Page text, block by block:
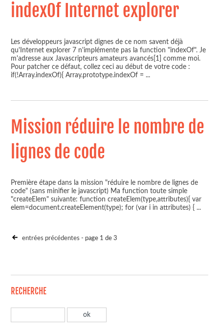
indexOf Internet explorer
Les développeurs javascript dignes de ce nom savent déjà
qu'Internet explorer 7 n'implémente pas la function "indexOf". Je
m'adresse aux Javascripteurs amateurs avancés[1] comme moi.
Pour patcher ce défaut, collez ceci au début de votre code :
if(!Array.indexOf){ Array.prototype.indexOf = ...
Mission réduire le nombre de
lignes de code
Première étape dans la mission "réduire le nombre de lignes de
code" (sans minifier le javascript) Ma function toute simple
"createElem" suivante: function createElem(type,attributes){ var
elem=document.createElement(type); for (var i in attributes) { ...
entrées précédentes - page 1 de 3
RECHERCHE